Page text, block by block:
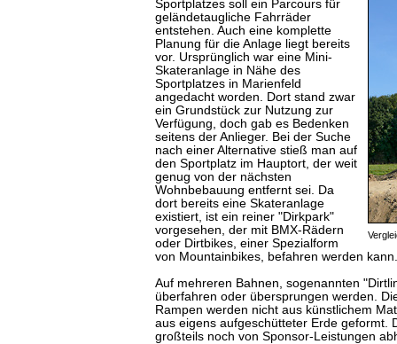
Sportplatzes soll ein Parcours für
geländetaugliche Fahrräder
entstehen. Auch eine komplette
Planung für die Anlage liegt bereits
vor. Ursprünglich war eine Mini-
Skateranlage in Nähe des
Sportplatzes in Marienfeld
angedacht worden. Dort stand zwar
ein Grundstück zur Nutzung zur
Verfügung, doch gab es Bedenken
seitens der Anlieger. Bei der Suche
nach einer Alternative stieß man auf
den Sportplatz im Hauptort, der weit
genug von der nächsten
Wohnbebauung entfernt sei. Da
dort bereits eine Skateranlage
existiert, ist ein reiner "Dirkpark"
vorgesehen, der mit BMX-Rädern
oder Dirtbikes, einer Spezialform
von Mountainbikes, befahren werden kann.
Auf mehreren Bahnen, sogenannten
überfahren oder übersprungen werden.
Rampen werden nicht aus künstlichem
aus eigens aufgeschütteter Erde geformt.
großteils noch von Sponsor-Leistungen